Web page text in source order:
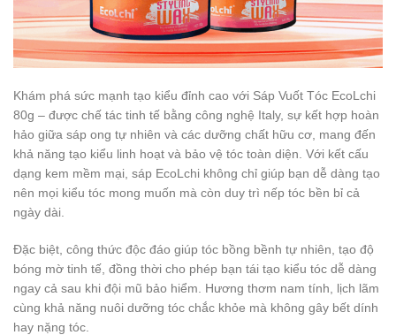
Khám phá sức mạnh tạo kiểu đỉnh cao với Sáp Vuốt Tóc EcoLchi
80g – được chế tác tinh tế bằng công nghệ Italy, sự kết hợp hoàn
hảo giữa sáp ong tự nhiên và các dưỡng chất hữu cơ, mang đến
khả năng tạo kiểu linh hoạt và bảo vệ tóc toàn diện. Với kết cấu
dạng kem mềm mại, sáp EcoLchi không chỉ giúp bạn dễ dàng tạo
nên mọi kiểu tóc mong muốn mà còn duy trì nếp tóc bền bỉ cả
ngày dài.
Đặc biệt, công thức độc đáo giúp tóc bồng bềnh tự nhiên, tạo độ
bóng mờ tinh tế, đồng thời cho phép bạn tái tạo kiểu tóc dễ dàng
ngay cả sau khi đội mũ bảo hiểm. Hương thơm nam tính, lịch lãm
cùng khả năng nuôi dưỡng tóc chắc khỏe mà không gây bết dính
hay nặng tóc.